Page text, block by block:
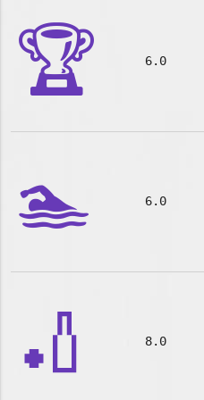
🏆 6.0
🏊 6.0
🏏 8.0